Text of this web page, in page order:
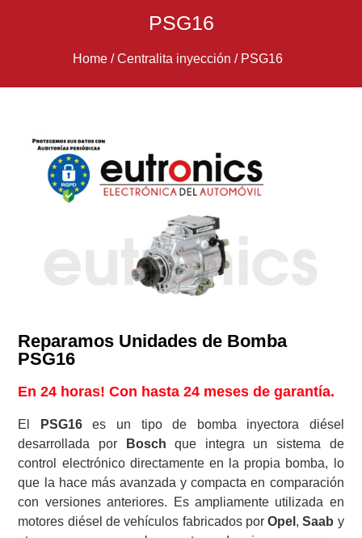
PSG16
Home/Centralita inyección / PSG16
Reparamos Unidades de Bomba
PSG16
En 24 horas! Con hasta 24 meses de garantía.
El PSG16es un tipo de bomba inyectora diésel
desarrollada por
Bosch que integra un sistema de
control electrónico directamente en la propia bomba, lo
que la hace más avanzada y compacta en comparación
con versiones anteriores. Es ampliamente utilizada en
motores diésel de vehículos fabricados porOpel ,Saab y